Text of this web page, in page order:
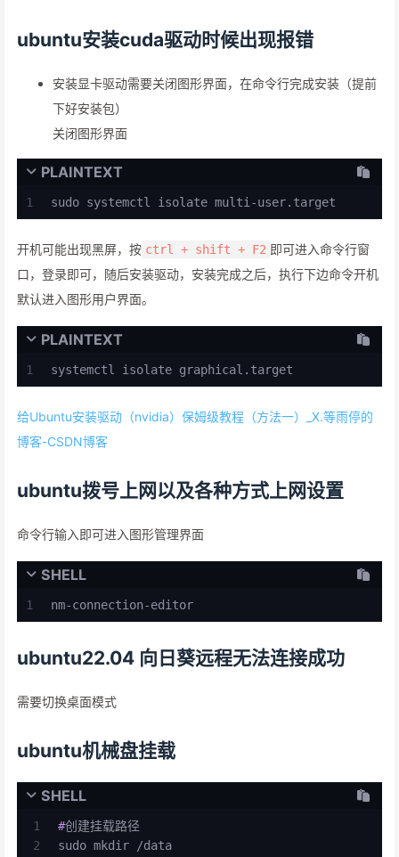
ubuntu安装cuda驱动时候出现报错
安装显卡驱动需要关闭图形界面，在命令行完成安装（提前
下好安装包）
关闭图形界面
PLAINTEXT
1 sudo systemctl isolate multi-user.target
开机可能出现黑屏，按 ctrl + shift + F2 即可进入命令行窗
口，登录即可，随后安装驱动，安装完成之后，执行下边命令开机
默认进入图形用户界面。
PLAINTEXT
1 systemctl isolate graphical.target
给Ubuntu安装驱动（nvidia）保姆级教程（方法一）_X.等雨停的
博客-CSDN博客
ubuntu拨号上网以及各种方式上网设置
命令行输入即可进入图形管理界面
SHELL
1 nm-connection-editor
ubuntu22.04 向日葵远程无法连接成功
需要切换桌面模式
ubuntu机械盘挂载
SHELL
1
2
#创建挂载路径
sudo mkdir /data